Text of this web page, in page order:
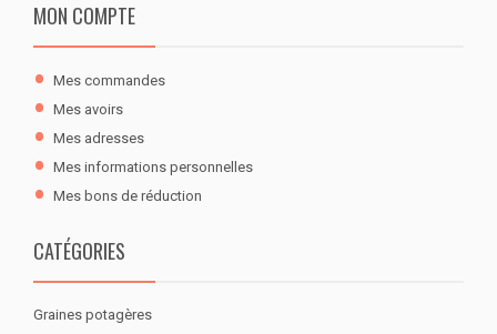
MON COMPTE
Mes commandes
Mes avoirs
Mes adresses
Mes informations personnelles
Mes bons de réduction
CATÉGORIES
Graines potagères